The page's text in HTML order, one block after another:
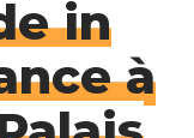
in
à